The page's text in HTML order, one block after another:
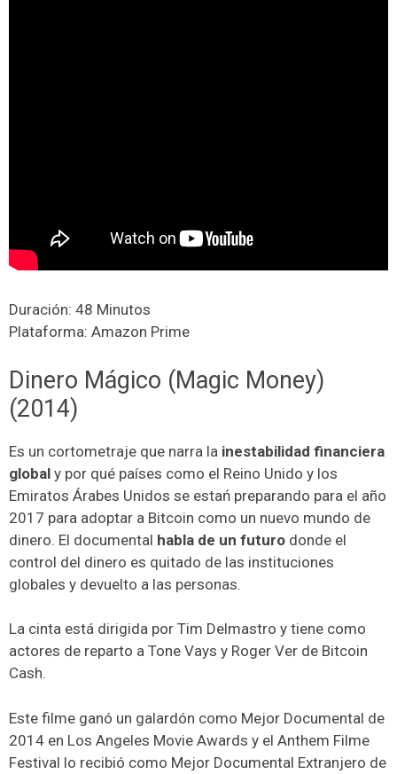
Duración: 48 Minutos
Plataforma: Amazon Prime
Dinero Mágico (Magic Money)
(2014)
Es un cortometraje que narra la inestabilidad financiera
global y por qué países como el Reino Unido y los
Emiratos Árabes Unidos se estań preparando para el año
2017 para adoptar a Bitcoin como un nuevo mundo de
dinero. El documental habla de un futuro donde el
control del dinero es quitado de las instituciones
globales y devuelto a las personas.
La cinta está dirigida por Tim Delmastro y tiene como
actores de reparto a Tone Vays y Roger Ver de Bitcoin
Cash.
Este filme ganó un galardón como Mejor Documental de
2014 en Los Angeles Movie Awards y el Anthem Filme
Festival lo recibió como Mejor Documental Extranjero de